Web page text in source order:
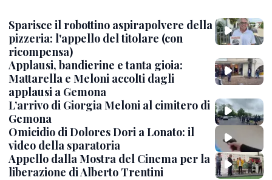
Sparisce il robottino aspirapolvere della
pizzeria: l'appello del titolare (con
ricompensa)
Applausi, bandierine e tanta gioia:
Mattarella e Meloni accolti dagli
applausi a Gemona
L’arrivo di Giorgia Meloni al cimitero di
Gemona
Omicidio di Dolores Dori a Lonato: il
video della sparatoria
Appello dalla Mostra del Cinema per la
liberazione di Alberto Trentini